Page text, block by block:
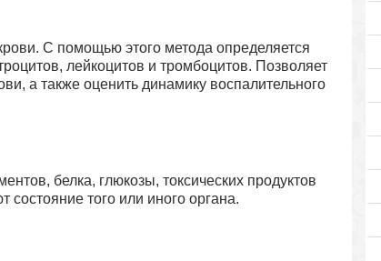
С помощью этого метода определяется
лейкоцитов и тромбоцитов. Позволяет
а также оценить динамику воспалительного
белка, глюкозы, токсических продуктов
того или иного органа.